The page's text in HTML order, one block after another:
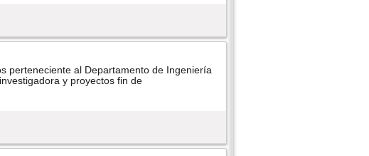
perteneciente al Departamento de Ingenierí­a
y proyectos fin de